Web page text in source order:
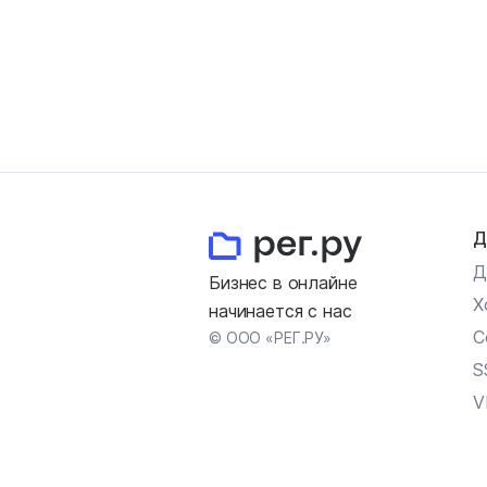
Бизнес в онлайне
начинается с нас
© ООО «РЕГ.РУ»